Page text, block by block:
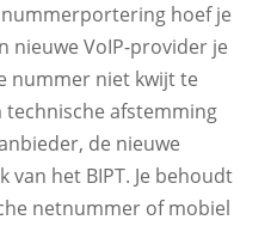
hoef je
nieuwe VoIP-provider je
nummer niet kwijt te
afstemming
de nieuwe
het BIPT. Je behoudt
netnummer of mobiel